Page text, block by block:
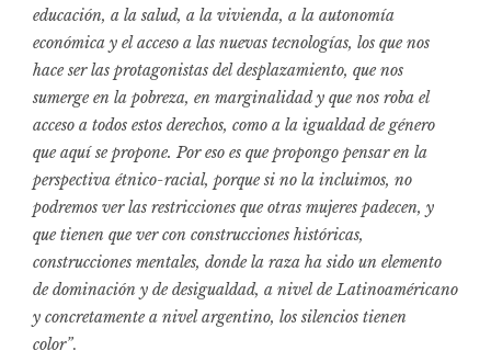
educación, a la salud, a la vivienda, a la autonomía
económica y el acceso a las nuevas tecnologías, los que nos
hace ser las protagonistas del desplazamiento, que nos
sumerge en la pobreza, en marginalidad y que nos roba el
acceso a todos estos derechos, como a la igualdad de género
que aquí se propone. Por eso es que propongo pensar en la
perspectiva étnico-racial, porque si no la incluimos, no
podremos ver las restricciones que otras mujeres padecen, y
que tienen que ver con construcciones históricas,
construcciones mentales, donde la raza ha sido un elemento
de dominación y de desigualdad, a nivel de Latinoaméricano
y concretamente a nivel argentino, los silencios tienen
color”.